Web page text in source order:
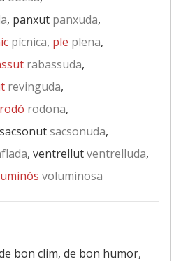
, panxut panxuda,
pícnica, ple plena,
rabassuda,
revinguda,
rodó rodona,
sacsonuda,
, ventrellutventrelluda,
voluminosa
bon clim, de bon humor,